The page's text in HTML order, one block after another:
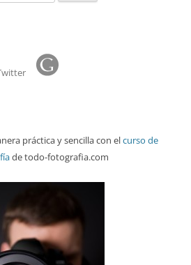
práctica y sencilla con elcurso de
de todo-fotografia.com